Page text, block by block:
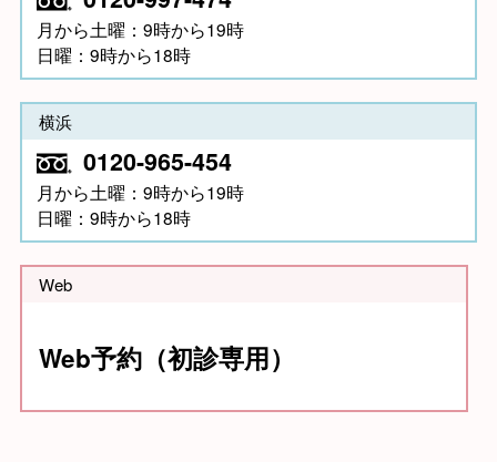
月から土曜：9時から19時
日曜：9時から18時
横浜
0120-965-454
月から土曜：9時から19時
日曜：9時から18時
Web
Web予約（初診専用）